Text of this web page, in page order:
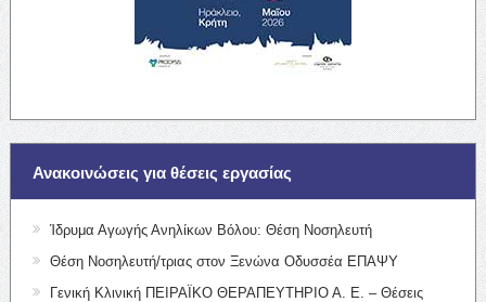
Ανακοινώσεις για θέσεις εργασίας
Ίδρυμα Αγωγής Ανηλίκων Βόλου: Θέση Νοσηλευτή
Θέση Νοσηλευτή/τριας στον Ξενώνα Οδυσσέα ΕΠΑΨΥ
Γενική Κλινική ΠΕΙΡΑΪΚΟ ΘΕΡΑΠΕΥΤΗΡΙΟ Α. Ε. – Θέσεις